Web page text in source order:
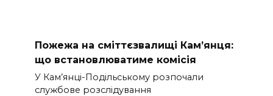
Пожежа на сміттєзвалищі Кам’янця:
що встановлюватиме комісія
У Кам’янці-Подільському розпочали
службове розслідування